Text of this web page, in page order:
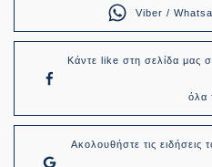
Viber /
Κάντε like στη σελίδα μας
όλα
Ακολουθήστε τις